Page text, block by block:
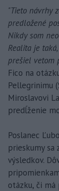
"Tieto návrhy
predložené
Nikdy som
Realita je
prešiel vetom
Fico na
Pellegrinimu
Miroslavovi
predĺženie
Poslanec
prieskumy sa
výsledkov.
otázku, či